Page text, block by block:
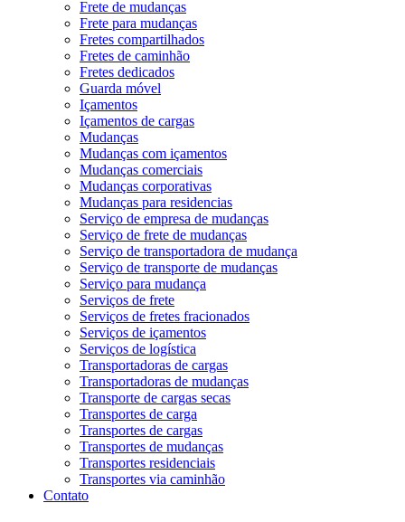
Frete de mudanças
Frete para mudanças
Fretes compartilhados
Fretes de caminhão
Fretes dedicados
Guarda móvel
Içamentos
Içamentos de cargas
Mudanças
Mudanças com içamentos
Mudanças comerciais
Mudanças corporativas
Mudanças para residencias
Serviço de empresa de mudanças
Serviço de frete de mudanças
Serviço de transportadora de mudança
Serviço de transporte de mudanças
Serviço para mudança
Serviços de frete
Serviços de fretes fracionados
Serviços de içamentos
Serviços de logística
Transportadoras de cargas
Transportadoras de mudanças
Transporte de cargas secas
Transportes de carga
Transportes de cargas
Transportes de mudanças
Transportes residenciais
Transportes via caminhão
Contato